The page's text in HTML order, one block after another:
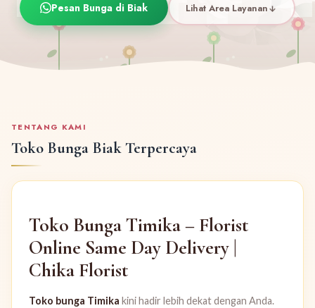
Pesan Bunga di Biak Lihat Area Layanan
TENTANG KAMI
Toko Bunga Biak Terpercaya
Toko Bunga Timika – Florist
Online Same Day Delivery |
Chika Florist
Toko bunga Timika kini hadir lebih dekat dengan Anda.